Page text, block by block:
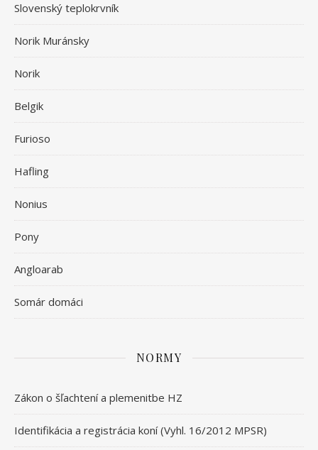
Slovenský teplokrvník
Norik Muránsky
Norik
Belgik
Furioso
Hafling
Nonius
Pony
Angloarab
Somár domáci
NORMY
Zákon o šľachtení a plemenitbe HZ
Identifikácia a registrácia koní (Vyhl. 16/2012 MPSR)